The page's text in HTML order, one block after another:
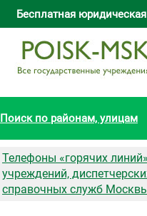
Бесплатная
Поиск по районам, улицам
Телефоны «горячих линий»
учреждений,
справочных служб